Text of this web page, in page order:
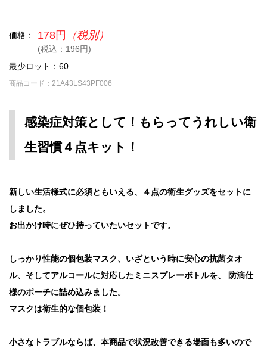
価格： 178円 （税別）
(税込：196円)
最少ロット：60
商品コード：21A43LS43PF006
感染症対策として！もらってうれしい衛
生習慣４点キット！
新しい生活様式に必須ともいえる、４点の衛生グッズをセットに
しました。
お出かけ時にぜひ持っていたいセットです。
しっかり性能の個包装マスク、いざという時に安心の抗菌タオ
ル、そしてアルコールに対応したミニスプレーボトルを、 防滴仕
様のポーチに詰め込みました。
マスクは衛生的な個包装！
小さなトラブルならば、本商品で状況改善できる場面も多いので